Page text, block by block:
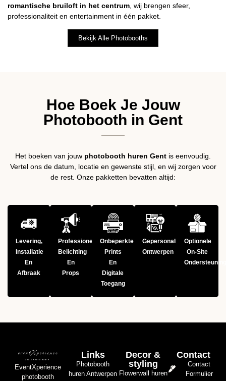
romantische bruiloft in het centrum, wij brengen sfeer,
professionaliteit en entertainment in één pakket.
Bekijk Alle Photobooths
Hoe Boek Je Jouw
Photobooth in Gent
Het boeken van jouw photobooth huren Gent is eenvoudig.
Vertel ons de datum, locatie en gewenste stijl, en wij zorgen voor
de rest. Onze pakketten bevatten altijd:
Levering,
Installatie
En
Afbraak
Professionele
Belichting
En
Props
Onbeperkte
Prints
En
Digitale
Toegang
Gepersonaliseerde
Ontwerpen
Optionele
On-Site
EventXperience
photobooth
Links
Photobooth
huren Antwerpen
Decor &
styling
Flowerwall huren
Contact
Contact
Formulier